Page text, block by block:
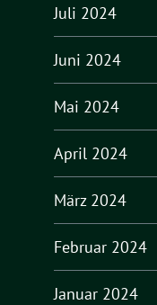
Juli 2024
Juni 2024
Mai 2024
April 2024
März 2024
Februar 2024
Januar 2024